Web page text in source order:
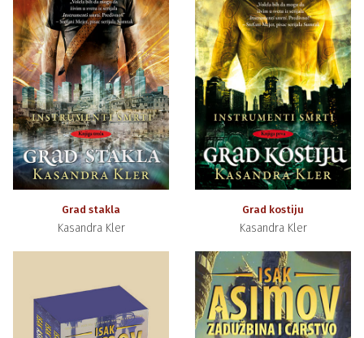
Grad stakla
Kasandra Kler
Grad kostiju
Kasandra Kler